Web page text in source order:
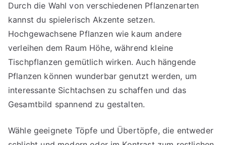
Durch die Wahl von verschiedenen Pflanzenarten
kannst du spielerisch Akzente setzen.
Hochgewachsene Pflanzen wie kaum andere
verleihen dem Raum Höhe, während kleine
Tischpflanzen gemütlich wirken. Auch hängende
Pflanzen können wunderbar genutzt werden, um
interessante Sichtachsen zu schaffen und das
Gesamtbild spannend zu gestalten.
Wähle geeignete Töpfe und Übertöpfe, die entweder